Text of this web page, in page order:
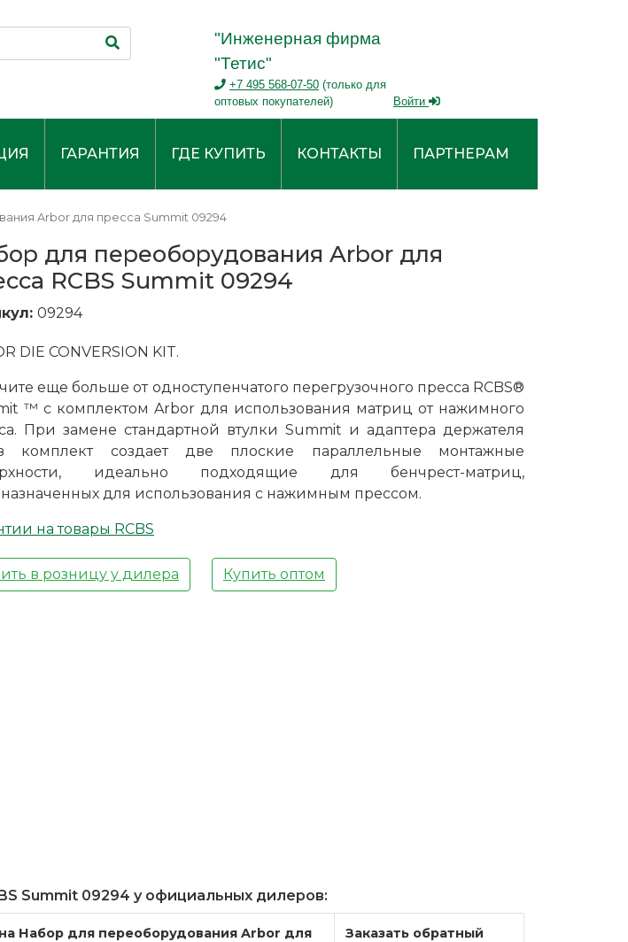
"Инженерная фирма
"Тетис"
+7 495 568-07-50 (только для
оптовых покупателей)
Войти
ГАРАНТИЯ ГДЕ КУПИТЬ КОНТАКТЫ ПАРТНЕРАМ
Arbor для пресса Summit 09294
для переоборудования Arbor для
RCBS Summit 09294
09294
DIE CONVERSION KIT.
еще больше от одноступенчатого перегрузочного пресса RCBS®
™ с комплектом Arbor для использования матриц от нажимного
При замене стандартной втулки Summit и адаптера держателя
комплект создает две плоские параллельные монтажные
идеально подходящие для бенчрест-матриц,
для использования с нажимным прессом.
на товары RCBS
в розницу у дилера Купить оптом
Summit 09294 у официальных дилеров:
Набор для переоборудования Arbor для
Заказать обратный